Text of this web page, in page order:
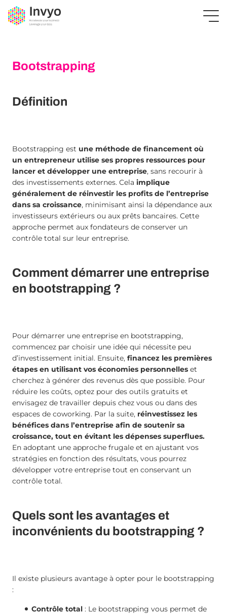
Bootstrapping
Définition
Bootstrapping est une méthode de financement où
un entrepreneur utilise ses propres ressources pour
lancer et développer une entreprise, sans recourir à
des investissements externes. Cela implique
généralement de réinvestir les profits de l’entreprise
dans sa croissance, minimisant ainsi la dépendance aux
investisseurs extérieurs ou aux prêts bancaires. Cette
approche permet aux fondateurs de conserver un
contrôle total sur leur entreprise.
Comment démarrer une entreprise
en bootstrapping ?
Pour démarrer une entreprise en bootstrapping,
commencez par choisir une idée qui nécessite peu
d’investissement initial. Ensuite, financez les premières
étapes en utilisant vos économies personnelles et
cherchez à générer des revenus dès que possible. Pour
réduire les coûts, optez pour des outils gratuits et
envisagez de travailler depuis chez vous ou dans des
espaces de coworking. Par la suite, réinvestissez les
bénéfices dans l’entreprise afin de soutenir sa
croissance, tout en évitant les dépenses superflues.
En adoptant une approche frugale et en ajustant vos
stratégies en fonction des résultats, vous pourrez
développer votre entreprise tout en conservant un
contrôle total.
Quels sont les avantages et
inconvénients du bootstrapping ?
Il existe plusieurs avantage à opter pour le bootstrapping
:
Contrôle total : Le bootstrapping vous permet de